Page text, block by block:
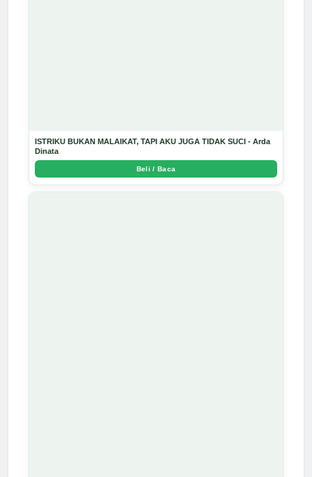
ISTRIKU BUKAN MALAIKAT, TAPI AKU JUGA TIDAK SUCI - Arda
Dinata
Beli / Baca